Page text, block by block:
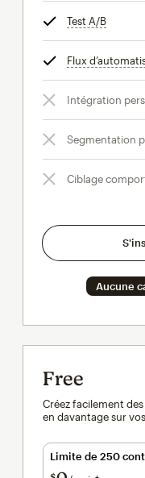
Test A/Binfobulle
Flux
Intégration
Segmentation
Ciblage
Aucune
Free
Créez facilement
en davantage sur
Limite de 250